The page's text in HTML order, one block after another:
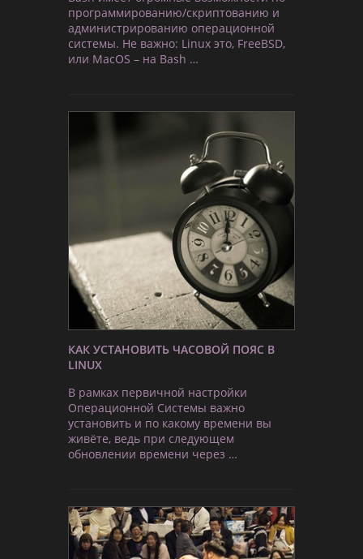
программированию/скриптованию и
администрированию операционной
системы. Не важно: Linux это, FreeBSD,
или MacOS – на Bash …
КАК УСТАНОВИТЬ ЧАСОВОЙ ПОЯС В
LINUX
В рамках первичной настройки
Операционной Системы важно
установить и по какому времени вы
живёте, ведь при следующем
обновлении времени через …